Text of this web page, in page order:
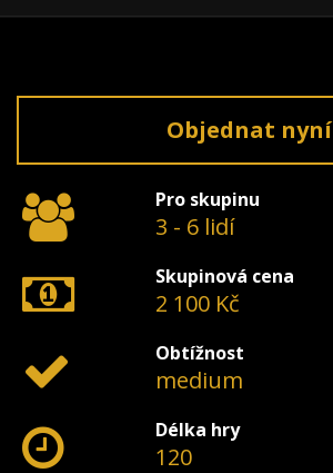
Objednat nyní
Pro skupinu
3 - 6 lidí
Skupinová cena
2 100 Kč
Obtížnost
medium
Délka hry
120